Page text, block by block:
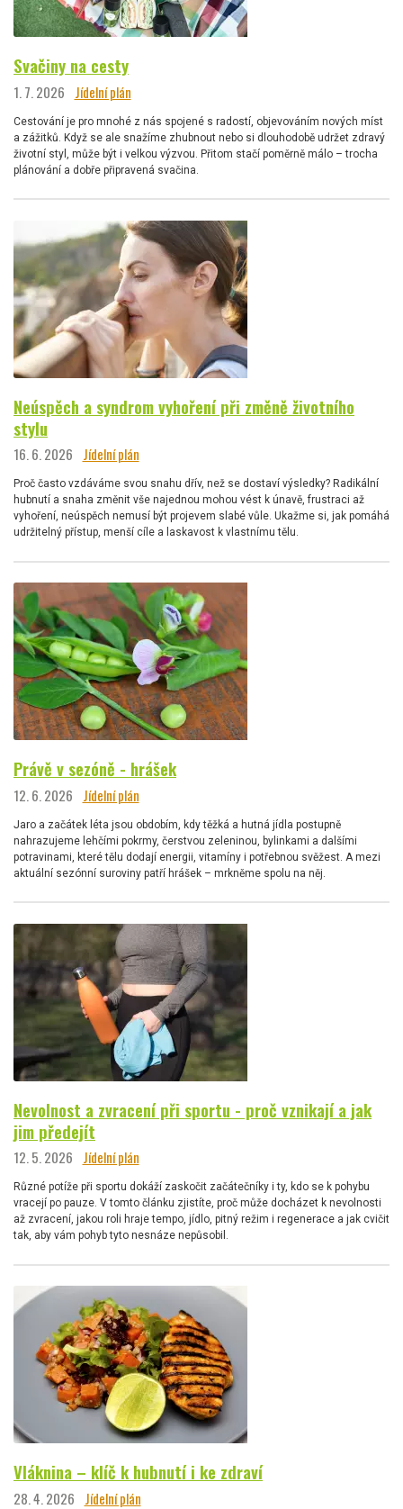
Svačiny na cesty
1. 7. 2026 Jídelní plán
Cestování je pro mnohé z nás spojené s radostí, objevováním nových míst
a zážitků. Když se ale snažíme zhubnout nebo si dlouhodobě udržet zdravý
životní styl, může být i velkou výzvou. Přitom stačí poměrně málo – trocha
plánování a dobře připravená svačina.
Neúspěch a syndrom vyhoření při změně životního
stylu
16. 6. 2026 Jídelní plán
Proč často vzdáváme svou snahu dřív, než se dostaví výsledky? Radikální
hubnutí a snaha změnit vše najednou mohou vést k únavě, frustraci až
vyhoření, neúspěch nemusí být projevem slabé vůle. Ukažme si, jak pomáhá
udržitelný přístup, menší cíle a laskavost k vlastnímu tělu.
Právě v sezóně - hrášek
12. 6. 2026 Jídelní plán
Jaro a začátek léta jsou obdobím, kdy těžká a hutná jídla postupně
nahrazujeme lehčími pokrmy, čerstvou zeleninou, bylinkami a dalšími
potravinami, které tělu dodají energii, vitamíny i potřebnou svěžest. A mezi
aktuální sezónní suroviny patří hrášek – mrkněme spolu na něj.
Nevolnost a zvracení při sportu - proč vznikají a jak
jim předejít
12. 5. 2026 Jídelní plán
Různé potíže při sportu dokáží zaskočit začátečníky i ty, kdo se k pohybu
vracejí po pauze. V tomto článku zjistíte, proč může docházet k nevolnosti
až zvracení, jakou roli hraje tempo, jídlo, pitný režim i regenerace a jak cvičit
tak, aby vám pohyb tyto nesnáze nepůsobil.
Vláknina – klíč k hubnutí i ke zdraví
28. 4. 2026 Jídelní plán